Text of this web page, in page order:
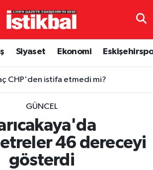
Siyaset Ekonomi
CHP'den istifa etmedi mi?
GÜNCEL
46 dereceyi
gösterdi
Eczaneler
Puan Durumu ve Fikstür